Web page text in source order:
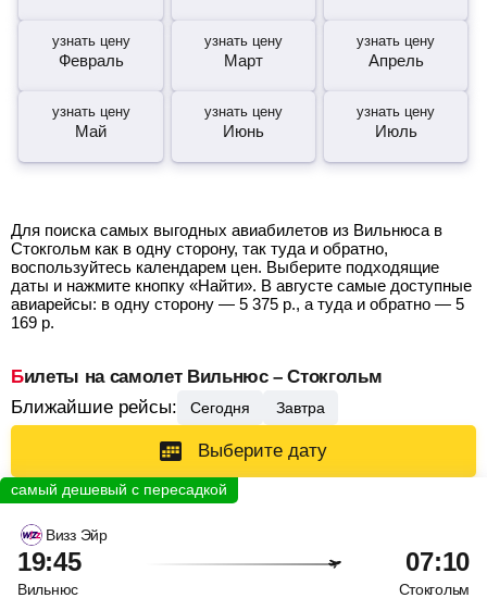
узнать цену
Февраль
узнать цену
Март
узнать цену
Апрель
узнать цену
Май
узнать цену
Июнь
узнать цену
Июль
Для поиска самых выгодных авиабилетов из Вильнюса в
Стокгольм как в одну сторону, так туда и обратно,
воспользуйтесь календарем цен. Выберите подходящие
даты и нажмите кнопку «Найти». В августе самые доступные
авиарейсы: в одну сторону — 5 375 р., а туда и обратно — 5
169 р.
Билеты на самолет Вильнюс – Стокгольм
Ближайшие рейсы:
Сегодня Завтра
Выберите дату
Визз Эйр
19:45 07:10
Вильнюс
Стокгольм